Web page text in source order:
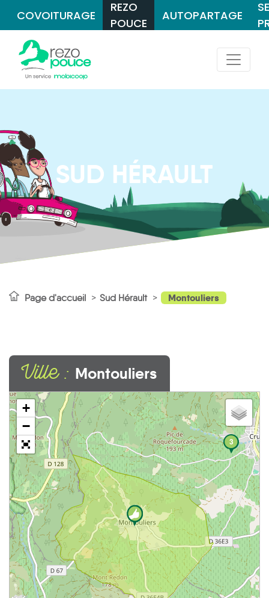
COVOITURAGE
REZO
POUCE
AUTOPARTAGE
SUD HÉRAULT
Page d'accueil Sud Hérault Montouliers
Ville : Montouliers
3
+
−